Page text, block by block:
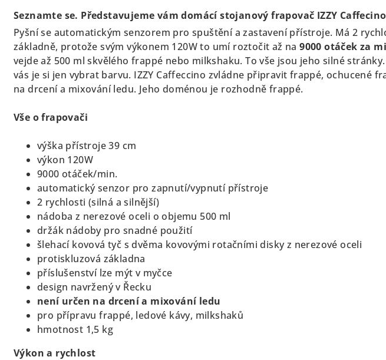
Seznamte se. Představujeme vám domácí stojanový frapovač IZZY
Pyšní se automatickým senzorem pro spuštění a zastavení přístroje. Má 2
základně, protože svým výkonem 120W to umí roztočit až na9000 otáček za
vejde až 500 ml skvělého frappé nebo milkshaku. To vše jsou jeho silné
vás je si jen vybrat barvu. IZZY Caffeccino zvládne připravit frappé, ochucené
na drcení a mixování ledu. Jeho doménou je rozhodně frappé.
Vše o frapovači
výška přístroje 39 cm
výkon 120W
9000 otáček/min.
automatický senzor pro zapnutí/vypnutí přístroje
2 rychlosti (silná a silnější)
nádoba z nerezové oceli o objemu 500 ml
držák nádoby pro snadné použití
šlehací kovová tyč s dvěma kovovými rotačními disky z nerezové oceli
protiskluzová základna
příslušenství lze mýt v myčce
design navržený v Řecku
není určen na drcení a mixování ledu
pro přípravu frappé, ledové kávy, milkshaků
hmotnost 1,5 kg
Výkon a rychlost